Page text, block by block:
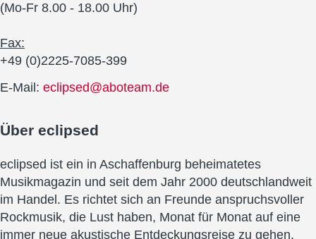
(Mo-Fr 8.00 - 18.00 Uhr)
Fax:
+49 (0)2225-7085-399
E-Mail: eclipsed@aboteam.de
Über eclipsed
eclipsed ist ein in Aschaffenburg beheimatetes
Musikmagazin und seit dem Jahr 2000 deutschlandweit
im Handel. Es richtet sich an Freunde anspruchsvoller
Rockmusik, die Lust haben, Monat für Monat auf eine
immer neue akustische Entdeckungsreise zu gehen.